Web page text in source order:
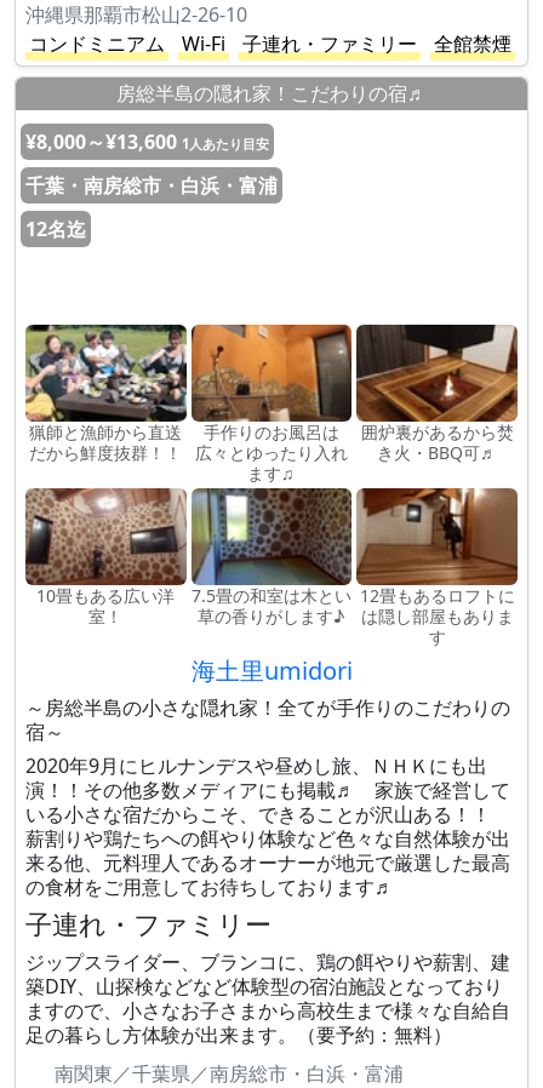
沖縄県那覇市松山2-26-10
コンドミニアム
Wi-Fi 子連れ・ファミリー
全館禁煙
房総半島の隠れ家！こだわりの宿♬
¥8,000～¥13,600 1人あたり目安
千葉・南房総市・白浜・富浦
12名迄
猟師と漁師から直送
だから鮮度抜群！！
手作りのお風呂は
広々とゆったり入れ
ます♫
囲炉裏があるから焚
き火・BBQ可♬
10畳もある広い洋
室！
7.5畳の和室は木とい
草の香りがします♪
12畳もあるロフトに
は隠し部屋もありま
す
海土里umidori
～房総半島の小さな隠れ家！全てが手作りのこだわりの
宿～
2020年9月にヒルナンデスや昼めし旅、ＮＨＫにも出
演！！その他多数メディアにも掲載♬ 家族で経営して
いる小さな宿だからこそ、できることが沢山ある！！
薪割りや鶏たちへの餌やり体験など色々な自然体験が出
来る他、元料理人であるオーナーが地元で厳選した最高
の食材をご用意してお待ちしております♬
子連れ・ファミリー
ジップスライダー、ブランコに、鶏の餌やりや薪割、建
築DIY、山探検などなど体験型の宿泊施設となっており
ますので、小さなお子さまから高校生まで様々な自給自
足の暮らし方体験が出来ます。（要予約：無料）
南関東／千葉県／南房総市・白浜・富浦